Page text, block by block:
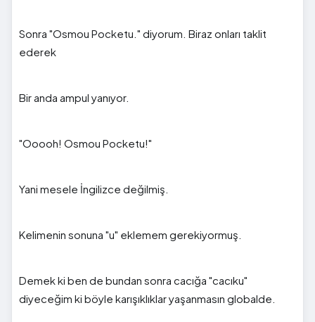
Sonra "Osmou Pocketu." diyorum. Biraz onları taklit
ederek
Bir anda ampul yanıyor.
"Ooooh! Osmou Pocketu!"
Yani mesele İngilizce değilmiş.
Kelimenin sonuna "u" eklemem gerekiyormuş.
Demek ki ben de bundan sonra cacığa "cacıku"
diyeceğim ki böyle karışıklıklar yaşanmasın globalde.